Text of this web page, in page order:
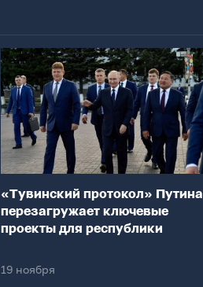
«Тувинский протокол» Путина
перезагружает ключевые
проекты для республики
19 ноября